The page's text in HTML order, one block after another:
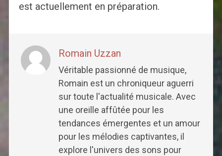
est actuellement en préparation.
Romain Uzzan
Véritable passionné de musique,
Romain est un chroniqueur aguerri
sur toute l'actualité musicale. Avec
une oreille affûtée pour les
tendances émergentes et un amour
pour les mélodies captivantes, il
explore l'univers des sons pour